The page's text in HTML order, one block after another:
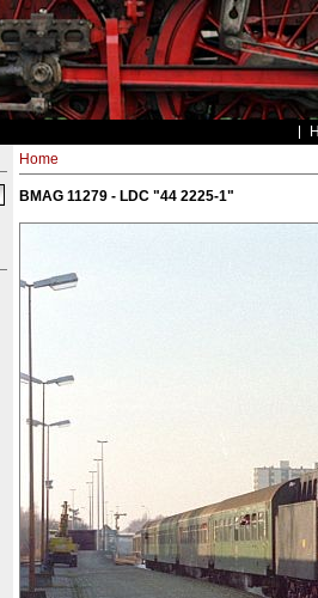
Home
BMAG 11279 - LDC "44 2225-1"